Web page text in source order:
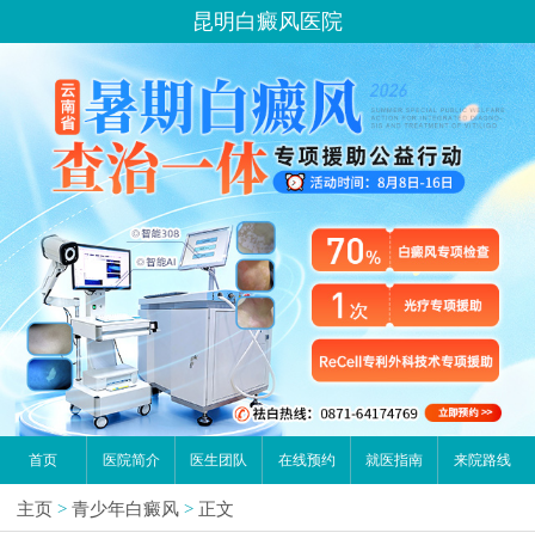
昆明白癜风医院
首页 医院简介 医生团队 在线预约 就医指南 来院路线
主页 > 青少年白癜风 > 正文